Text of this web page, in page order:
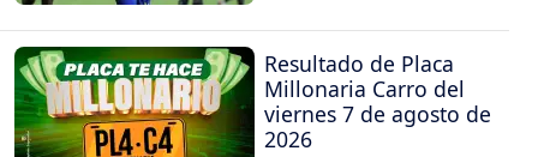
Resultado de Placa
Millonaria Carro del
viernes 7 de agosto de
2026